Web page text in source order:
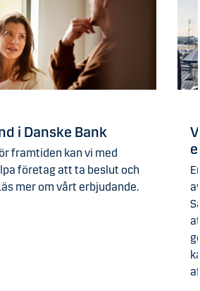
i Danske Bank
framtiden kan vi med
företag att ta beslut och
mer om vårt erbjudande.